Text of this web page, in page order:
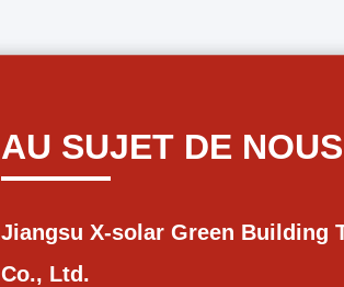
AU SUJET DE NOUS
Jiangsu X-solar Green Building
Co., Ltd.